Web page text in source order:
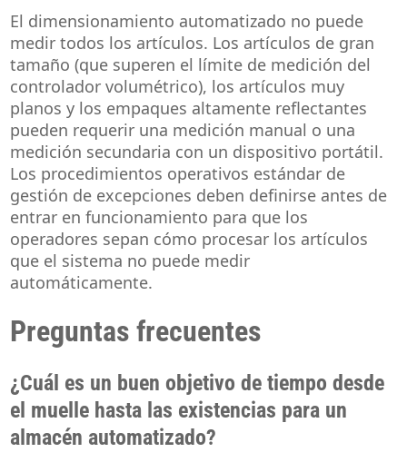
El dimensionamiento automatizado no puede
medir todos los artículos. Los artículos de gran
tamaño (que superen el límite de medición del
controlador volumétrico), los artículos muy
planos y los empaques altamente reflectantes
pueden requerir una medición manual o una
medición secundaria con un dispositivo portátil.
Los procedimientos operativos estándar de
gestión de excepciones deben definirse antes de
entrar en funcionamiento para que los
operadores sepan cómo procesar los artículos
que el sistema no puede medir
automáticamente.
Preguntas frecuentes
¿Cuál es un buen objetivo de tiempo desde
el muelle hasta las existencias para un
almacén automatizado?